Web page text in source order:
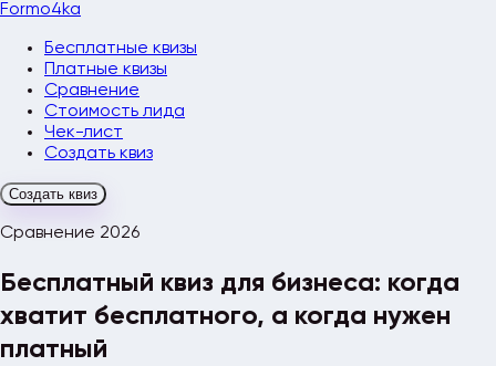
Formo4ka
Бесплатные квизы
Платные квизы
Сравнение
Стоимость лида
Чек-лист
Создать квиз
Создать квиз
Сравнение 2026
Бесплатный квиз для бизнеса: когда
хватит бесплатного, а когда нужен
платный